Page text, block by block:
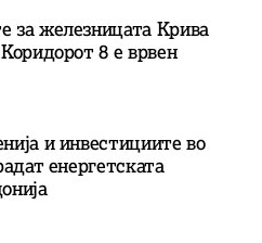
за железницата Крива
8 е врвен
и инвестициите во
енергетската